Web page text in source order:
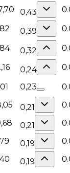
0,43
0,39
0,32
0,24
0,23
0,21
0,21
0,19
0,19